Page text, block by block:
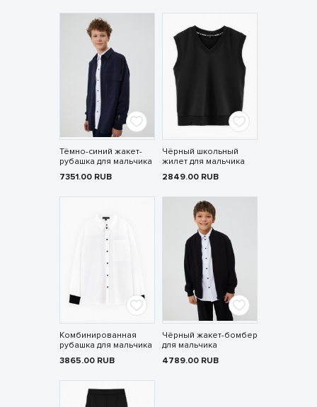
Тёмно-синий жакет-
рубашка для мальчика
7351.00 RUB
Чёрный школьный
жилет для мальчика
2849.00 RUB
Комбинированная
рубашка для мальчика
3865.00 RUB
Чёрный жакет-бомбер
для мальчика
4789.00 RUB